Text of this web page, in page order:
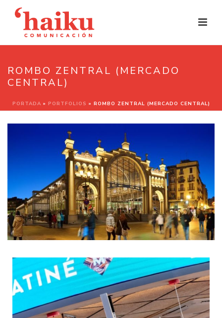
ROMBO ZENTRAL (MERCADO
CENTRAL)
PORTADA » PORTFOLIOS » ROMBO ZENTRAL (MERCADO CENTRAL)